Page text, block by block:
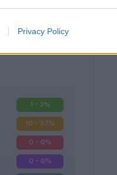
Privacy Policy
1 - 3%
10 - 37%
0 - 0%
0 - 0%